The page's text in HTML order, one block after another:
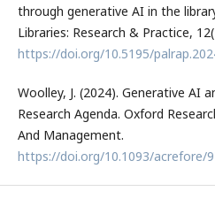
through generative AI in the
Libraries: Research & Practice,
https://doi.org/10.5195/
Woolley, J. (2024). Generative AI
Research Agenda. Oxford
And Management.
https://doi.org/10.1093/acrefore/